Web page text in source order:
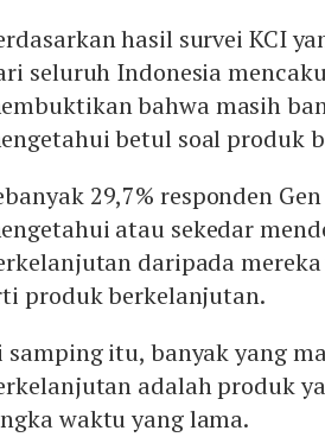
hasil survei KCI
seluruh Indonesia
bahwa masih
betul soal produk
29,7% responden
atau sekedar
daripada
produk berkelanjutan.
samping itu, banyak yang
adalah produk
waktu yang lama.